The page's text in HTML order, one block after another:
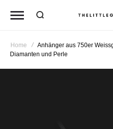
Home
Anhänger aus 750er
Diamanten und Perle